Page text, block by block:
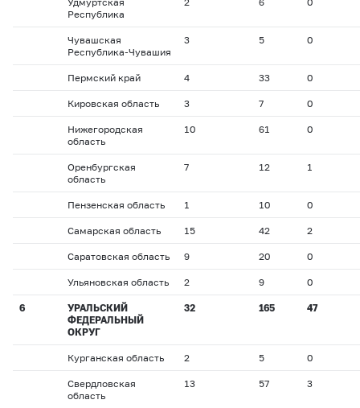
Республика
Чувашская
Республика-Чувашия
3 5 0
Пермский край 4 33 0
Кировская область 3 7 0
Нижегородская
область
10 61 0
Оренбургская
область
7 12 1
Пензенская область 1 10 0
Самарская область 15 42 2
Саратовская область 9 20 0
Ульяновская область 2 9 0
6
УРАЛЬСКИЙ
ФЕДЕРАЛЬНЫЙ
ОКРУГ
32 165 47
Курганская область 2 5 0
Свердловская
область
13 57 3